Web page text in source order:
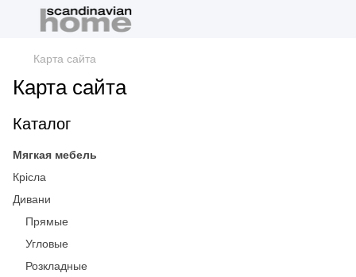
Карта сайта
Карта сайта
Каталог
Мягкая мебель
Крісла
Дивани
Прямые
Угловые
Розкладные